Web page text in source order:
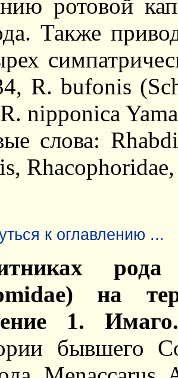
ротовой
Также
R. bufonis
nipponica
слова:
к оглавлению ...
рода
на
1.
бывшего